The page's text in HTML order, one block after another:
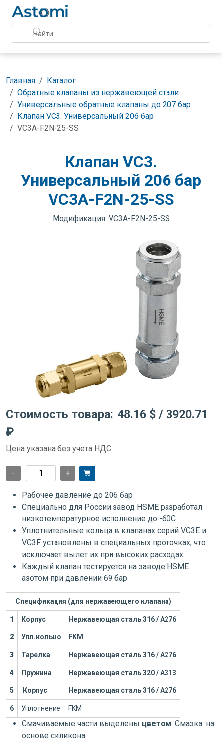
Главная
Каталог
Обратные клапаны из нержавеющей стали
Универсальные обратные клапаны до 207 бар
Клапан VC3. Универсальный 206 бар
VC3A-F2N-25-SS
Клапан VC3.
Универсальный 206 бар
VC3A-F2N-25-SS
Модификация: VC3A-F2N-25-SS
Стоимость товара: 48.16 $ / 3920.71
₽
Цена указана без учета НДС
- +
Рабочее давление до 206 бар
Специально для России завод HSME разработал
низкотемпературное исполнение до -60С
Уплотнительные кольца в клапанах серий VC3E и
VC3F установлены в специальных проточках, что
исключает вылет их при высоких расходах.
Каждый клапан тестируется на заводе HSME
азотом при давлении 69 бар
Спецификация (для нержавеющего клапана)
1 Корпус Нержавеющая сталь 316 / А276
2 Упл.кольцо FKM
3 Тарелка Нержавеющая сталь 316 / А276
4 Пружина Нержавеющая сталь 320 / А313
5 Корпус Нержавеющая сталь 316 / А276
6 Уплотнение FKM
Смачиваемые части выделены цветом. Смазка: на
основе силикона